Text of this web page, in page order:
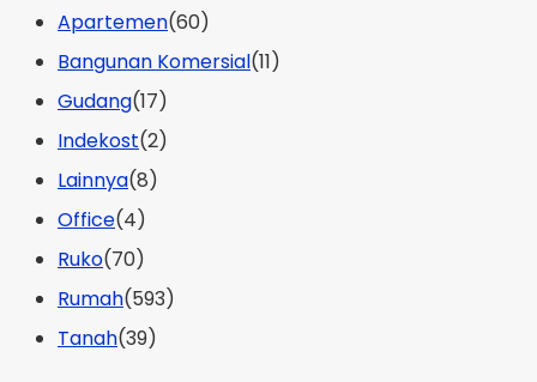
Apartemen(60)
Bangunan Komersial(11)
Gudang(17)
Indekost(2)
Lainnya(8)
Office(4)
Ruko(70)
Rumah(593)
Tanah(39)